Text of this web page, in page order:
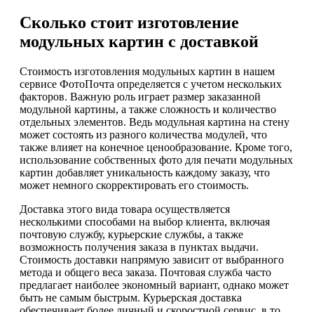
Сколько стоит изготовление
модульных картин с доставкой
Стоимость изготовления модульных картин в нашем
сервисе ФотоПочта определяется с учетом нескольких
факторов. Важную роль играет размер заказанной
модульной картины, а также сложность и количество
отдельных элементов. Ведь модульная картина на стену
может состоять из разного количества модулей, что
также влияет на конечное ценообразование. Кроме того,
использование собственных фото для печати модульных
картин добавляет уникальность каждому заказу, что
может немного скорректировать его стоимость.
Доставка этого вида товара осуществляется
несколькими способами на выбор клиента, включая
почтовую службу, курьерские службы, а также
возможность получения заказа в пунктах выдачи.
Стоимость доставки напрямую зависит от выбранного
метода и общего веса заказа. Почтовая служба часто
предлагает наиболее экономный вариант, однако может
быть не самым быстрым. Курьерская доставка